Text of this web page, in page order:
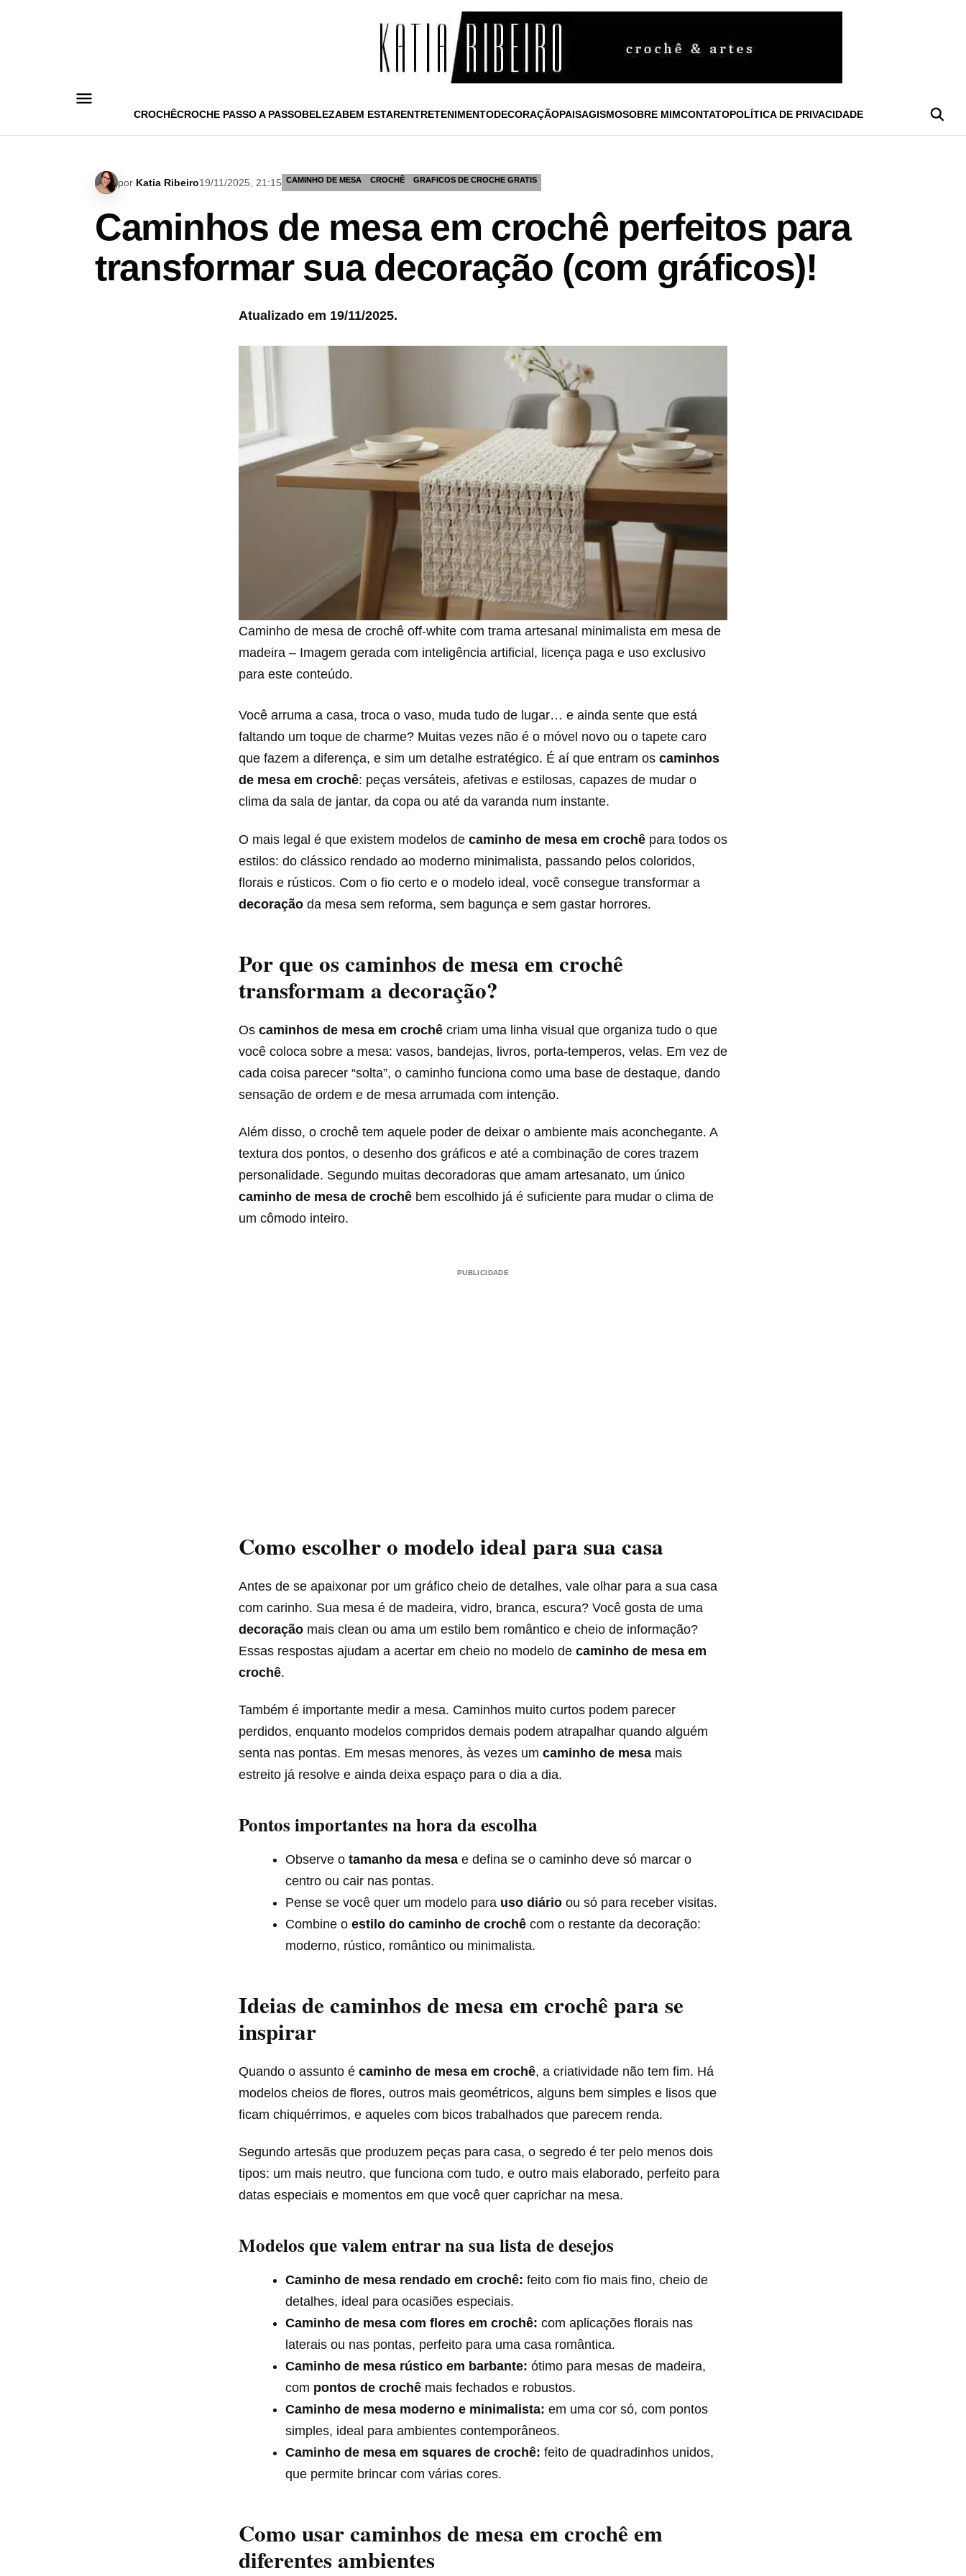
CROCHÊCROCHE PASSO A PASSOBELEZABEM ESTARENTRETENIMENTODECORAÇÃOPAISAGISMOSOBRE MIMCONTATOPOLÍTICA DE PRIVACIDADE
por Katia Ribeiro19/11/2025, 21:15 CAMINHO DE MESA CROCHÊ GRAFICOS DE CROCHE GRATIS
Caminhos de mesa em crochê perfeitos para
transformar sua decoração (com gráficos)!
Atualizado em 19/11/2025.
Caminho de mesa de crochê off-white com trama artesanal minimalista em mesa de
madeira – Imagem gerada com inteligência artificial, licença paga e uso exclusivo
para este conteúdo.
Você arruma a casa, troca o vaso, muda tudo de lugar… e ainda sente que está
faltando um toque de charme? Muitas vezes não é o móvel novo ou o tapete caro
que fazem a diferença, e sim um detalhe estratégico. É aí que entram os caminhos
de mesa em crochê: peças versáteis, afetivas e estilosas, capazes de mudar o
clima da sala de jantar, da copa ou até da varanda num instante.
O mais legal é que existem modelos de caminho de mesa em crochê para todos os
estilos: do clássico rendado ao moderno minimalista, passando pelos coloridos,
florais e rústicos. Com o fio certo e o modelo ideal, você consegue transformar a
decoração da mesa sem reforma, sem bagunça e sem gastar horrores.
Por que os caminhos de mesa em crochê
transformam a decoração?
Os caminhos de mesa em crochê criam uma linha visual que organiza tudo o que
você coloca sobre a mesa: vasos, bandejas, livros, porta-temperos, velas. Em vez de
cada coisa parecer “solta”, o caminho funciona como uma base de destaque, dando
sensação de ordem e de mesa arrumada com intenção.
Além disso, o crochê tem aquele poder de deixar o ambiente mais aconchegante. A
textura dos pontos, o desenho dos gráficos e até a combinação de cores trazem
personalidade. Segundo muitas decoradoras que amam artesanato, um único
caminho de mesa de crochê bem escolhido já é suficiente para mudar o clima de
um cômodo inteiro.
PUBLICIDADE
Como escolher o modelo ideal para sua casa
Antes de se apaixonar por um gráfico cheio de detalhes, vale olhar para a sua casa
com carinho. Sua mesa é de madeira, vidro, branca, escura? Você gosta de uma
decoração mais clean ou ama um estilo bem romântico e cheio de informação?
Essas respostas ajudam a acertar em cheio no modelo de caminho de mesa em
crochê.
Também é importante medir a mesa. Caminhos muito curtos podem parecer
perdidos, enquanto modelos compridos demais podem atrapalhar quando alguém
senta nas pontas. Em mesas menores, às vezes um caminho de mesa mais
estreito já resolve e ainda deixa espaço para o dia a dia.
Pontos importantes na hora da escolha
Observe otamanho da mesa e defina se o caminho deve só marcar o
centro ou cair nas pontas.
Pense se você quer um modelo para uso diário ou só para receber visitas.
Combine oestilo do caminho de crochê com o restante da decoração:
moderno, rústico, romântico ou minimalista.
Ideias de caminhos de mesa em crochê para se
inspirar
Quando o assunto é caminho de mesa em crochê, a criatividade não tem fim. Há
modelos cheios de flores, outros mais geométricos, alguns bem simples e lisos que
ficam chiquérrimos, e aqueles com bicos trabalhados que parecem renda.
Segundo artesãs que produzem peças para casa, o segredo é ter pelo menos dois
tipos: um mais neutro, que funciona com tudo, e outro mais elaborado, perfeito para
datas especiais e momentos em que você quer caprichar na mesa.
Modelos que valem entrar na sua lista de desejos
Caminho de mesa rendado em crochê: feito com fio mais fino, cheio de
detalhes, ideal para ocasiões especiais.
Caminho de mesa com flores em crochê: com aplicações florais nas
laterais ou nas pontas, perfeito para uma casa romântica.
Caminho de mesa rústico em barbante: ótimo para mesas de madeira,
com pontos de crochê mais fechados e robustos.
Caminho de mesa moderno e minimalista: em uma cor só, com pontos
simples, ideal para ambientes contemporâneos.
Caminho de mesa em squares de crochê: feito de quadradinhos unidos,
que permite brincar com várias cores.
Como usar caminhos de mesa em crochê em
diferentes ambientes